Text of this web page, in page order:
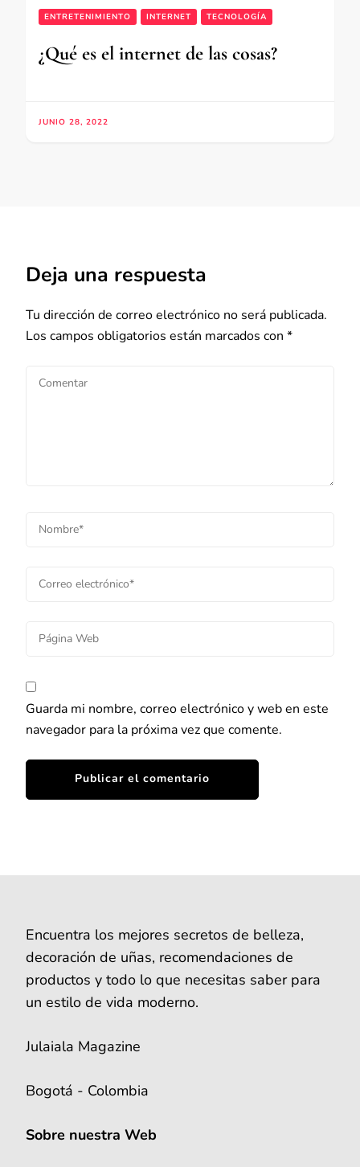
ENTRETENIMIENTO INTERNET TECNOLOGÍA
¿Qué es el internet de las cosas?
JUNIO 28, 2022
Deja una respuesta
Tu dirección de correo electrónico no será publicada.
Los campos obligatorios están marcados con *
Guarda mi nombre, correo electrónico y web en este
navegador para la próxima vez que comente.
Encuentra los mejores secretos de belleza,
decoración de uñas, recomendaciones de
productos y todo lo que necesitas saber para
un estilo de vida moderno.
Julaiala Magazine
Bogotá - Colombia
Sobre nuestra Web